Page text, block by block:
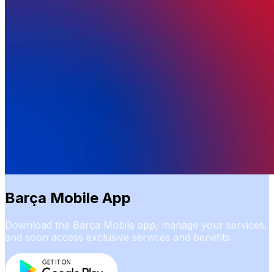
Barça Mobile App
Download the Barça Mobile app, manage your services,
and soon access exclusive services and benefits